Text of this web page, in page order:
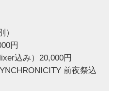
）
円
込み）20,000円
前夜祭込